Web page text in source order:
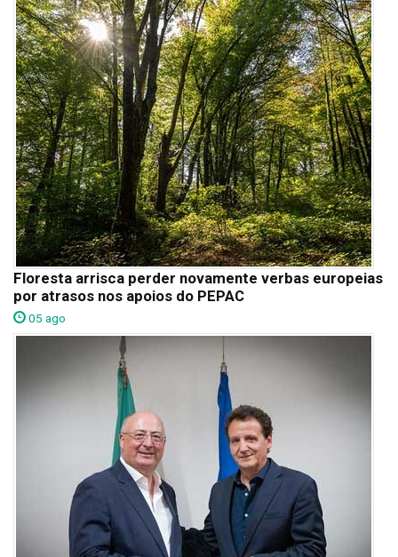
Floresta arrisca perder novamente verbas europeias
por atrasos nos apoios do PEPAC
05 ago